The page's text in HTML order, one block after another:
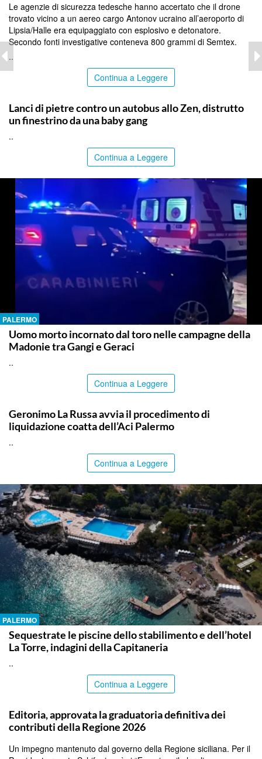
Le agenzie di sicurezza tedesche hanno accertato che il drone
trovato vicino a un aereo cargo Antonov ucraino all’aeroporto di
Lipsia/Halle era equipaggiato con esplosivo e detonatore.
Secondo fonti investigative conteneva 800 grammi di Semtex.
..
Continua a Leggere
Lanci di pietre contro un autobus allo Zen, distrutto
un finestrino da una baby gang
..
Continua a Leggere
PALERMO
Uomo morto incornato dal toro nelle campagne della
Madonie tra Gangi e Geraci
..
Continua a Leggere
Geronimo La Russa avvia il procedimento di
liquidazione coatta dell’Aci Palermo
..
Continua a Leggere
PALERMO
Sequestrate le piscine dello stabilimento e dell’hotel
La Torre, indagini della Capitaneria
..
Continua a Leggere
Editoria, approvata la graduatoria definitiva dei
contributi della Regione 2026
Un impegno mantenuto dal governo della Regione siciliana. Per il